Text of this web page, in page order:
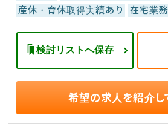
産休・育休取得実績あり
在宅業
検討リストへ保存
希望の求人を紹介し